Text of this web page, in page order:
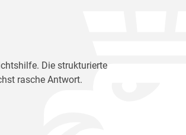
Die strukturierte
rasche Antwort.